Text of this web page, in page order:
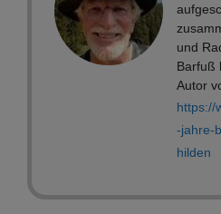
und
Barfuß
Autor
https://
-jahre-
hilden